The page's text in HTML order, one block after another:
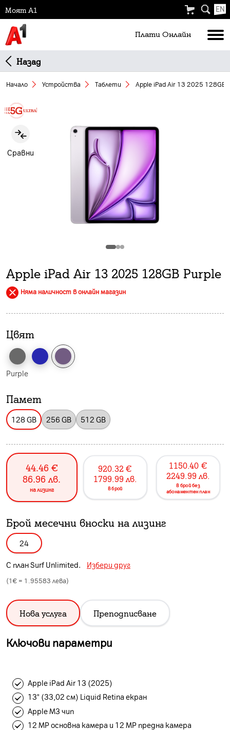
Моят А1 EN
Плати Oнлайн
Назад
Начало Устройства Таблети Apple iPad Air 13 2025 128GB
Сравни
Apple iPad Air 13 2025 128GB Purple
Няма наличност в онлайн магазин
Цвят
Purple
Памет
128 GB 256 GB 512 GB
44.46 €
86.96 лв.
на лизинг
920.32 €
1799.99 лв.
в брой
1150.40 €
2249.99 лв.
в брой без
абонаментен план
Брой месечни вноски на лизинг
24
С планSurf Unlimited. Избери друг
(1€ = 1.95583 лева)
Нова услуга Преподписване
Ключови параметри
Apple iPad Air 13 (2025)
13" (33,02 см) Liquid Retina екран
Apple M3 чип
12 MP основна камера и 12 MP предна камера